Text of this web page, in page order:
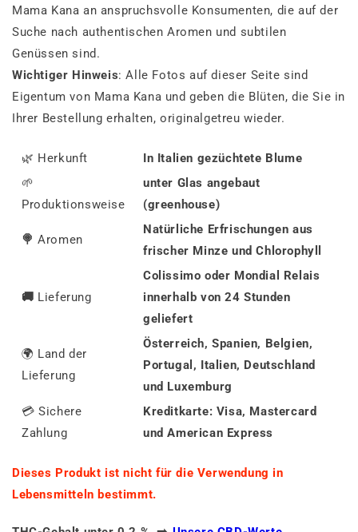
Mama Kana an anspruchsvolle Konsumenten, die auf der
Suche nach authentischen Aromen und subtilen
Genüssen sind.
Wichtiger Hinweis: Alle Fotos auf dieser Seite sind
Eigentum von Mama Kana und geben die Blüten, die Sie in
Ihrer Bestellung erhalten, originalgetreu wieder.
🌿 Herkunft
In Italien gezüchtete Blume
🌱
Produktionsweise
unter Glas angebaut
(greenhouse)
🍭Aromen
Natürliche Erfrischungen aus
frischer Minze und Chlorophyll
🚚 Lieferung
Colissimo oder Mondial Relais
innerhalb von 24 Stunden
geliefert
🌍 Land der
Lieferung
Österreich, Spanien, Belgien,
Portugal, Italien, Deutschland
und Luxemburg
💳 Sichere
Zahlung
Kreditkarte: Visa, Mastercard
und American Express
Dieses Produkt ist nicht für die Verwendung in
Lebensmitteln bestimmt.